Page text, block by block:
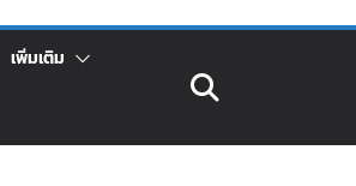
เพิ่มเติม